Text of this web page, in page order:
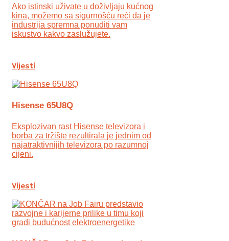
Ako istinski uživate u doživljaju kućnog
kina, možemo sa sigurnošću reći da je
industrija spremna ponuditi vam
iskustvo kakvo zaslužujete.
Vijesti
Hisense 65U8Q
Eksplozivan rast Hisense televizora i
borba za tržište rezultirala je jednim od
najatraktivnijih televizora po razumnoj
cijeni.
Vijesti